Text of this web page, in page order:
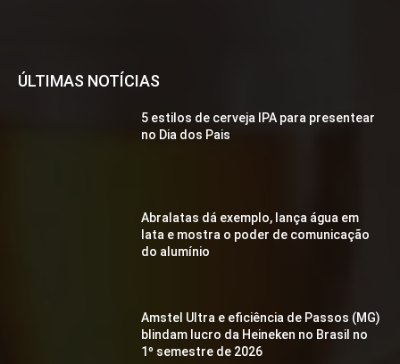
ÚLTIMAS NOTÍCIAS
5 estilos de cerveja IPA para presentear
no Dia dos Pais
Abralatas dá exemplo, lança água em
lata e mostra o poder de comunicação
do alumínio
Amstel Ultra e eficiência de Passos (MG)
blindam lucro da Heineken no Brasil no
1º semestre de 2026